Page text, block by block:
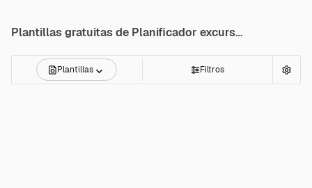
Plantillas gratuitas de Planificador excursion
Plantillas Filtros